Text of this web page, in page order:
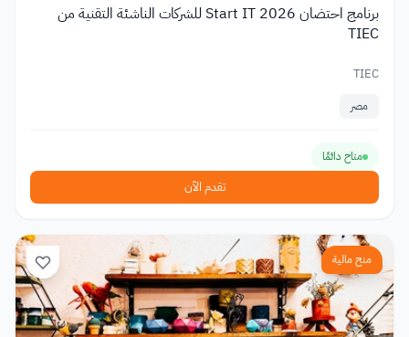
برنامج احتضان Start IT 2026 للشركات الناشئة التقنية من
TIEC
TIEC
مصر
متاح دائمًا
تقدم الآن
منح مالية